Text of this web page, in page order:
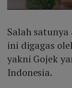
Salah
ini digagas
yakni Gojek
Indonesia.